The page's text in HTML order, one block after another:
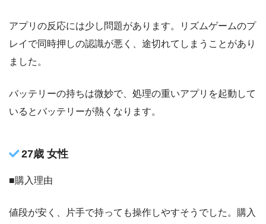
アプリの反応には少し問題があります。リズムゲームのプ
レイで同時押しの認識が悪く、途切れてしまうことがあり
ました。
バッテリーの持ちは微妙で、処理の重いアプリを起動して
いるとバッテリーが熱くなります。
27歳 女性
■購入理由
値段が安く、片手で持っても操作しやすそうでした。購入